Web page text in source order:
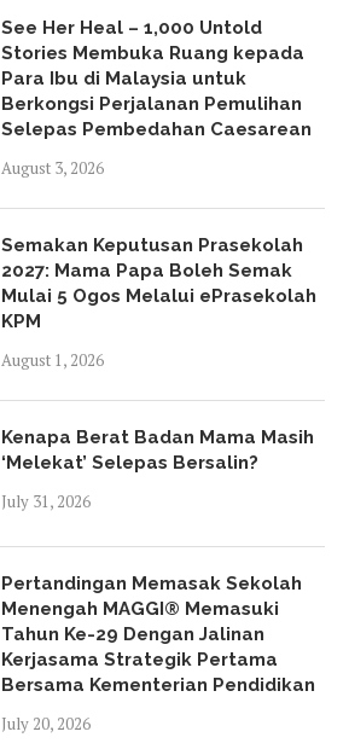
See Her Heal – 1,000 Untold
Stories Membuka Ruang kepada
Para Ibu di Malaysia untuk
Berkongsi Perjalanan Pemulihan
Selepas Pembedahan Caesarean
August 3, 2026
Semakan Keputusan Prasekolah
2027: Mama Papa Boleh Semak
Mulai 5 Ogos Melalui ePrasekolah
KPM
August 1, 2026
Kenapa Berat Badan Mama Masih
‘Melekat’ Selepas Bersalin?
July 31, 2026
Pertandingan Memasak Sekolah
Menengah MAGGI® Memasuki
Tahun Ke-29 Dengan Jalinan
Kerjasama Strategik Pertama
Bersama Kementerian Pendidikan
July 20, 2026